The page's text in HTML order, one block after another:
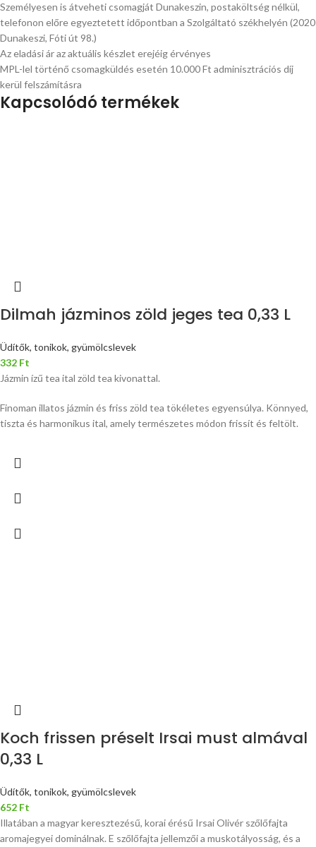
Személyesen is átveheti csomagját Dunakeszin, postaköltség nélkül,
telefonon előre egyeztetett időpontban a Szolgáltató székhelyén (2020
Dunakeszi, Fóti út 98.)
Az eladási ár az aktuális készlet erejéig érvényes
MPL-lel történő csomagküldés esetén 10.000 Ft adminisztrációs díj
kerül felszámításra
Kapcsolódó termékek
Dilmah jázminos zöld jeges tea 0,33 L
Üdítők, tonikok, gyümölcslevek
332 Ft
Jázmin ízű tea ital zöld tea kivonattal.
Finoman illatos jázmin és friss zöld tea tökéletes egyensúlya. Könnyed,
tiszta és harmonikus ital, amely természetes módon frissít és feltölt.
Koch frissen préselt Irsai must almával
0,33 L
Üdítők, tonikok, gyümölcslevek
652 Ft
Illatában a magyar keresztezésű, korai érésű Irsai Olivér szőlőfajta
aromajegyei dominálnak. E szőlőfajta jellemzői a muskotályosság, és a